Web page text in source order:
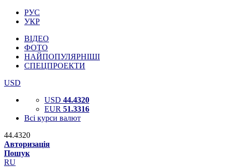
РУС
УКР
ВІДЕО
ФОТО
НАЙПОПУЛЯРНІШІ
СПЕЦПРОЕКТИ
USD
USD 44.4320
EUR 51.3316
Всі курси валют
44.4320
Авторизація
Пошук
RU